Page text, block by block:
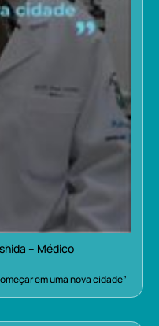
– Médico
em uma nova cidade”